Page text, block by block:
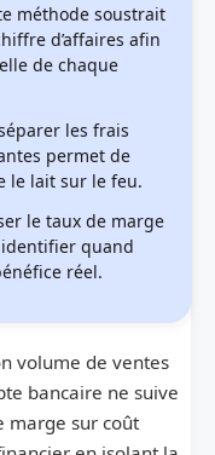
méthode soustrait
d’affaires afin
de chaque
les frais
permet de
le lait sur le feu.
le taux de marge
quand
réel.
volume de ventes
bancaire ne suive
marge sur coût